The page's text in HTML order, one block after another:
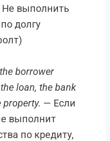
Не выполнить
долгу
borrower
loan, the bank
— Если
выполнит
по кредиту,